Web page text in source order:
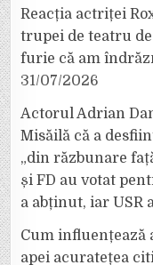
Reacția actriței
trupei de teatru de
furie că am
31/07/2026
Actorul Adrian
Misăilă că a
„din răzbunare
și FD au votat
a abținut, iar USR
Cum influențează
apei acuratețea